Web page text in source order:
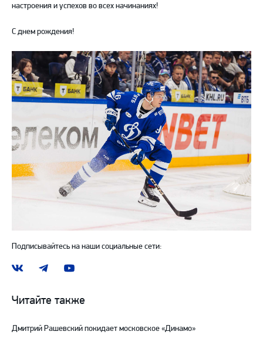
настроения и успехов во всех начинаниях!
С днем рождения!
Подписывайтесь на наши социальные сети:
Наша
ВКонтакте
Наш
в
Telegram
Наш
YouTube
Читайте также
Дмитрий Рашевский покидает московское «Динамо»